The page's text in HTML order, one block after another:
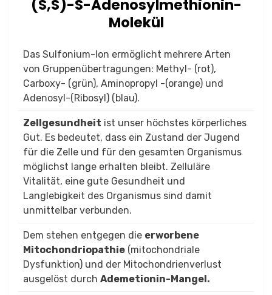
(S,S)-S-Adenosylmethionin-
Molekül
Das Sulfonium-Ion ermöglicht mehrere Arten
von Gruppenübertragungen: Methyl- (rot),
Carboxy- (grün), Aminopropyl -(orange) und
Adenosyl-(Ribosyl) (blau).
Zellgesundheit ist unser höchstes körperliches
Gut. Es bedeutet, dass ein Zustand der Jugend
für die Zelle und für den gesamten Organismus
möglichst lange erhalten bleibt. Zelluläre
Vitalität, eine gute Gesundheit und
Langlebigkeit des Organismus sind damit
unmittelbar verbunden.
Dem stehen entgegen die erworbene
Mitochondriopathie (mitochondriale
Dysfunktion) und der Mitochondrienverlust
ausgelöst durch Ademetionin-Mangel.